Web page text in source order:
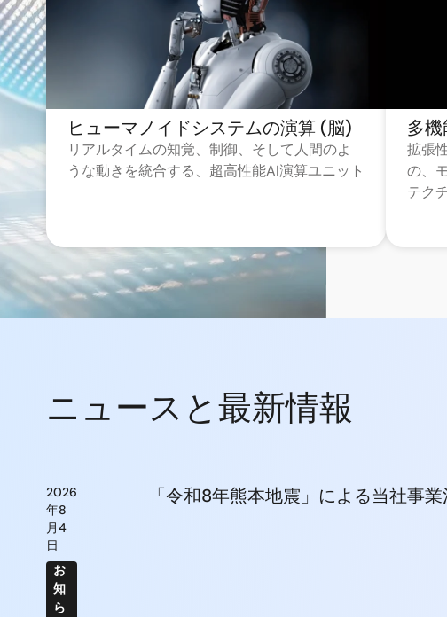
ヒューマノイドシステムの演算 (脳)
リアルタイムの知覚、制御、そして人間のよ
うな動きを統合する、超高性能AI演算ユニット
多
拡張
の、
テク
ニュースと最新情報
2026
年8
月4
日
お
知
ら
「令和8年熊本地震」による当社事